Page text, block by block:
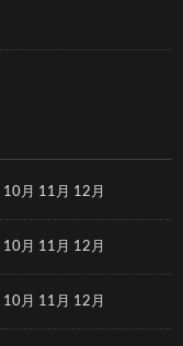
10月 11月 12月
10月 11月 12月
10月 11月 12月